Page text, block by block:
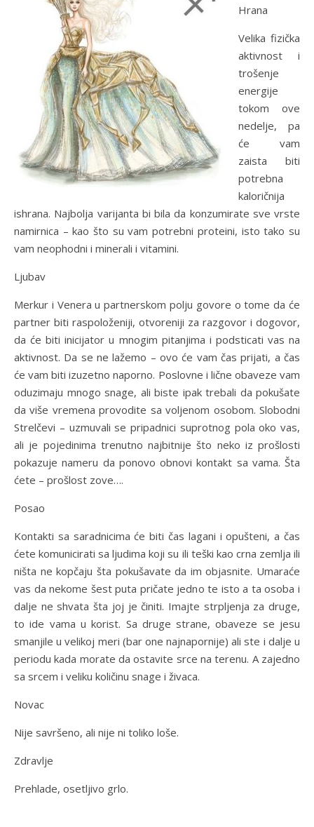
Hrana
Velika fizička
aktivnost i
trošenje
energije
tokom ove
nedelje, pa
će vam
zaista biti
potrebna
kaloričnija
ishrana. Najbolja varijanta bi bila da konzumirate sve vrste
namirnica – kao što su vam potrebni proteini, isto tako su
vam neophodni i minerali i vitamini.
Ljubav
Merkur i Venera u partnerskom polju govore o tome da će
partner biti raspoloženiji, otvoreniji za razgovor i dogovor,
da će biti inicijator u mnogim pitanjima i podsticati vas na
aktivnost. Da se ne lažemo – ovo će vam čas prijati, a čas
će vam biti izuzetno naporno. Poslovne i lične obaveze vam
oduzimaju mnogo snage, ali biste ipak trebali da pokušate
da više vremena provodite sa voljenom osobom. Slobodni
Strelčevi – uzmuvali se pripadnici suprotnog pola oko vas,
ali je pojedinima trenutno najbitnije što neko iz prošlosti
pokazuje nameru da ponovo obnovi kontakt sa vama. Šta
ćete – prošlost zove….
Posao
Kontakti sa saradnicima će biti čas lagani i opušteni, a čas
ćete komunicirati sa ljudima koji su ili teški kao crna zemlja ili
ništa ne kopčaju šta pokušavate da im objasnite. Umaraće
vas da nekome šest puta pričate jedno te isto a ta osoba i
dalje ne shvata šta joj je činiti. Imajte strpljenja za druge,
to ide vama u korist. Sa druge strane, obaveze se jesu
smanjile u velikoj meri (bar one najnapornije) ali ste i dalje u
periodu kada morate da ostavite srce na terenu. A zajedno
sa srcem i veliku količinu snage i živaca.
Novac
Nije savršeno, ali nije ni toliko loše.
Zdravlje
Prehlade, osetljivo grlo.